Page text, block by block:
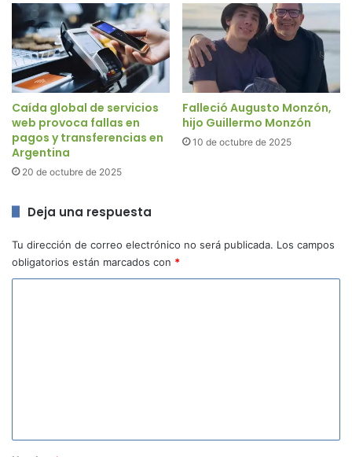
Caída global de servicios
web provoca fallas en
pagos y transferencias en
Argentina
20 de octubre de 2025
Falleció Augusto Monzón,
hijo Guillermo Monzón
10 de octubre de 2025
Deja una respuesta
Tu dirección de correo electrónico no será publicada. Los campos
obligatorios están marcados con *